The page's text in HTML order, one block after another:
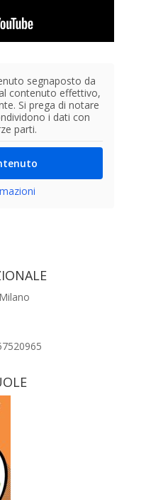
segnaposto da
contenuto effettivo,
Si prega di notare
i dati con
parti.